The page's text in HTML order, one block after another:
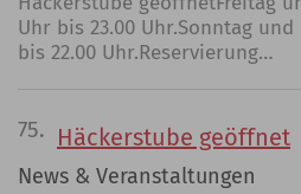
Uhr bis 23.00 Uhr.Sonntag und
bis 22.00 Uhr.Reservierung…
75. Häckerstube geöffnet
News & Veranstaltungen